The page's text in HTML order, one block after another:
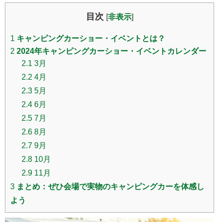
目次 [非表示]
1 キャンピングカーショー・イベントとは？
2 2024年キャンピングカーショー・イベントカレンダー
2.1 3月
2.2 4月
2.3 5月
2.4 6月
2.5 7月
2.6 8月
2.7 9月
2.8 10月
2.9 11月
3 まとめ：ぜひ会場で実物のキャンピングカーを体感し
よう